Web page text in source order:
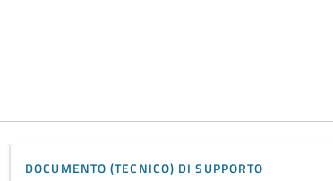
DOCUMENTO (TECNICO) DI SUPPORTO